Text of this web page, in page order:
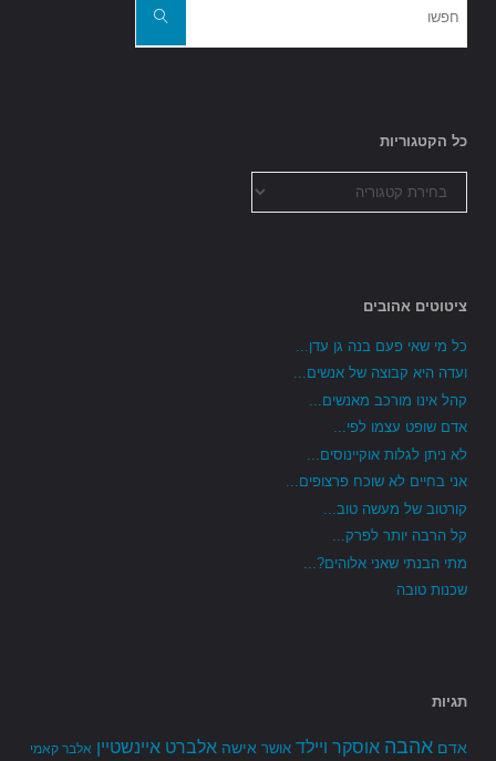
חפשו
כל הקטגוריות
הקטגוריות
ציטוטים אהובים
כל מי שאי פעם בנה גן עדן...
ועדה היא קבוצה של אנשים...
קהל אינו מורכב מאנשים...
אדם שופט עצמו לפי...
לא ניתן לגלות אוקיינוסים...
אני בחיים לא שוכח פרצופים...
קורטוב של מעשה טוב...
קל הרבה יותר לפרק...
מתי הבנתי שאני אלוהים?...
שכנות טובה
תגיות
אדם אהבה אוסקר ויילד אושר אישה אלברט איינשטיין אלבר קאמי